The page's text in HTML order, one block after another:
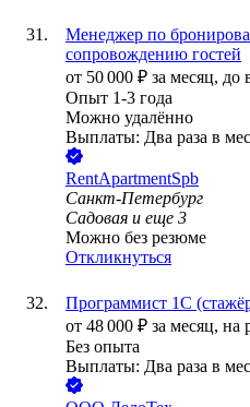
Менеджер по
сопровождению гостей
от 50 000 ₽ за месяц, до
Опыт 1-3 года
Можно удалённо
Выплаты: Два раза в
RentApartmentSpb
Санкт-Петербург
Садовая и еще 3
Можно без резюме
Откликнуться
Программист 1С
от 48 000 ₽ за месяц, на
Без опыта
Выплаты: Два раза в